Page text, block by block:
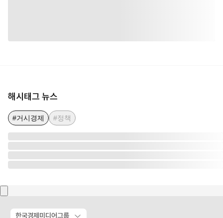
해시태그 뉴스
#거시경제 #정책
한국경제미디어그룹